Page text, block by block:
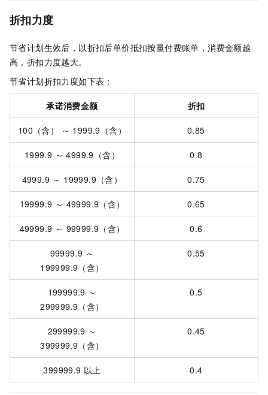
折扣力度
节省计划生效后，以折扣后单价抵扣按量付费账单，消费金额越
高，折扣力度越大。
节省计划折扣力度如下表：
承诺消费金额 折扣
100（含） ～ 1999.9（含） 0.85
1999.9 ～ 4999.9（含） 0.8
4999.9 ～ 19999.9（含） 0.75
19999.9 ～ 49999.9（含） 0.65
49999.9 ～ 99999.9（含） 0.6
99999.9 ～
199999.9（含）
0.55
199999.9 ～
299999.9（含）
0.5
299999.9 ～
399999.9（含）
0.45
399999.9 以上 0.4